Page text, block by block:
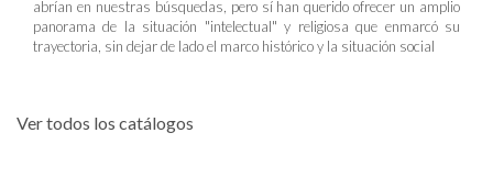
abrían en nuestras búsquedas, pero sí han querido ofrecer un amplio
panorama de la situación "intelectual" y religiosa que enmarcó su
trayectoria, sin dejar de lado el marco histórico y la situación social
Ver todos los catálogos